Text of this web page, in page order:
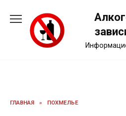
содержанию
ГЛАВНАЯ » ПОХМЕЛЬЕ